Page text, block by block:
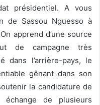
présidentiel. A vous
de Sassou Nguesso à
apprend d’une source
de campagne très
dans l’arrière-pays, le
gênant dans son
la candidature de
échange de plusieurs